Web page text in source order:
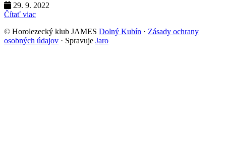
29. 9. 2022
Čítať viac
© Horolezecký klub JAMES Dolný Kubín · Zásady ochrany
osobných údajov · Spravuje Jaro